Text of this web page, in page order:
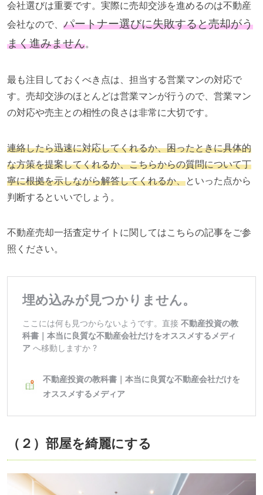
会社選びは重要です。実際に売却交渉を進めるのは不動産
会社なので、 パートナー選びに失敗すると売却がう
まく進みません。
最も注目しておくべき点は、担当する営業マンの対応で
す。売却交渉のほとんどは営業マンが行うので、営業マン
の対応や売主との相性の良さは非常に大切です。
連絡したら迅速に対応してくれるか、困ったときに具体的
な方策を提案してくれるか、こちらからの質問について丁
寧に根拠を示しながら解答してくれるか、といった点から
判断するといいでしょう。
不動産売却一括査定サイトに関してはこちらの記事をご参
照ください。
（２）部屋を綺麗にする